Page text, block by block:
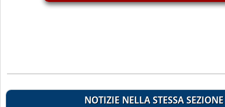
NOTIZIE NELLA STESSA SEZIONE